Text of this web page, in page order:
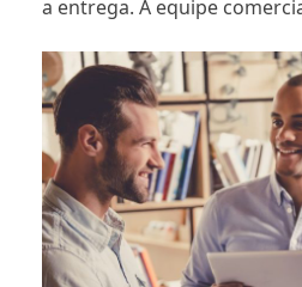
a entrega. A equipe